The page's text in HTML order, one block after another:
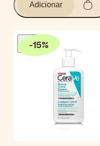
Adicionar
-15%